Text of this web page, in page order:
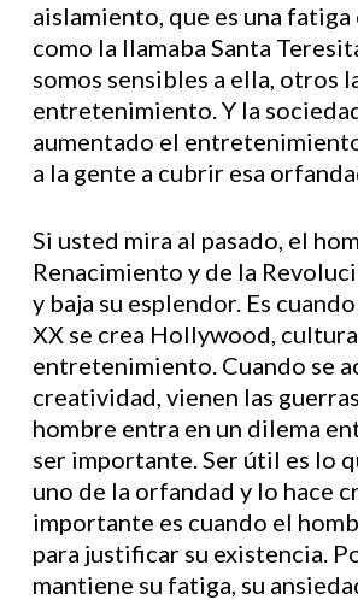
aislamiento, que es una fatiga
como la llamaba Santa
somos sensibles a ella, otros
entretenimiento. Y la
aumentado el
a la gente a cubrir esa
Si usted mira al pasado, el
Renacimiento y de la
y baja su esplendor. Es
XX se crea Hollywood,
entretenimiento. Cuando se
creatividad, vienen las
hombre entra en un dilema
ser importante. Ser útil es lo
uno de la orfandad y lo hace
importante es cuando el
para justificar su existencia.
mantiene su fatiga, su